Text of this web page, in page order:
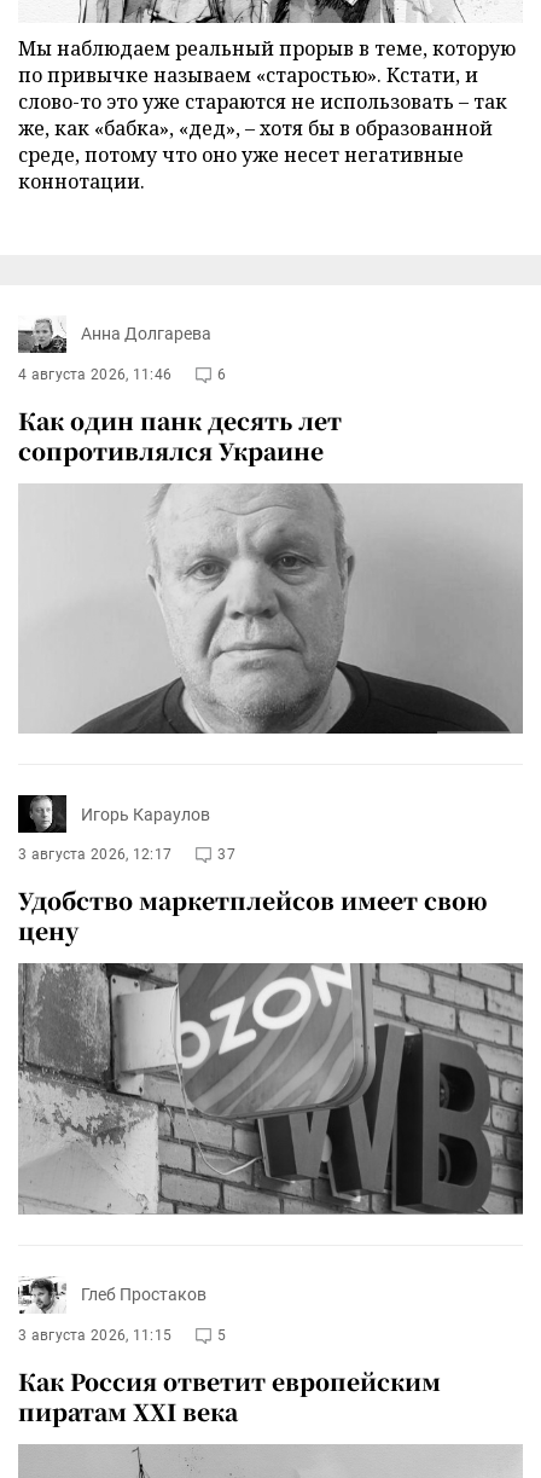
Мы наблюдаем реальный прорыв в теме, которую
по привычке называем «старостью». Кстати, и
слово-то это уже стараются не использовать – так
же, как «бабка», «дед», – хотя бы в образованной
среде, потому что оно уже несет негативные
коннотации.
Анна Долгарева
4 августа 2026, 11:46 6
Как один панк десять лет
сопротивлялся Украине
Игорь Караулов
3 августа 2026, 12:17 37
Удобство маркетплейсов имеет свою
цену
Глеб Простаков
3 августа 2026, 11:15 5
Как Россия ответит европейским
пиратам XXI века